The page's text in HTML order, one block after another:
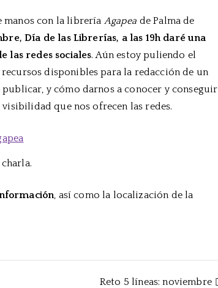
manos con la librería Agapea de Palma de
Día de las Librerías, a las 19h daré una
las redes sociales. Aún estoy puliendo el
disponibles para la redacción de un
y cómo darnos a conocer y conseguir
que nos ofrecen las redes.
, así como la localización de la
Reto 5 líneas: noviembre